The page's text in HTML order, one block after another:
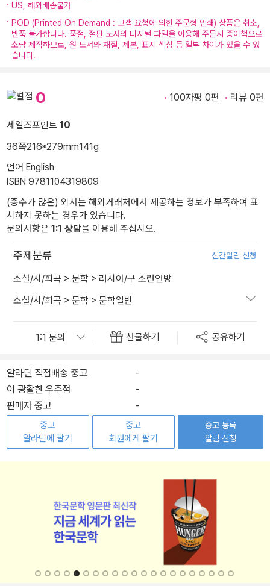
US, 해외배송불가
POD (Printed On Demand : 고객 요청에 의한 주문형 인쇄) 상품은 취소,
반품 불가합니다. 품절, 절판 도서의 디지털 파일을 이용해 주문시 종이책으로
소량 제작하므로, 원 도서와 재질, 제본, 표지 색상 등 일부 차이가 있을 수 있
습니다.
0 100자평 0편 리뷰 0편
세일즈포인트 10
36쪽216*279mm141g
언어 English
ISBN 9781104319809
(종수가 많은) 외서는 해외거래처에서 제공하는 정보가 부족하여 표
시하지 못하는 경우가 있습니다.
문의사항은 1:1 상담을 이용해 주십시오.
주제분류 신간알림 신청
소설/시/희곡 > 문학 > 러시아/구 소련연방
소설/시/희곡 > 문학 > 문학일반
선물하기 공유하기
알라딘 직접배송 중고
-
이 광활한 우주점
-
판매자 중고
-
중고
알라딘에 팔기
중고
회원에게 팔기
중고 등록
알림 신청